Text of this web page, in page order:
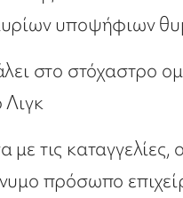
υποψήφιων
στο στόχαστρο
τις καταγγελίες,
πρόσωπο